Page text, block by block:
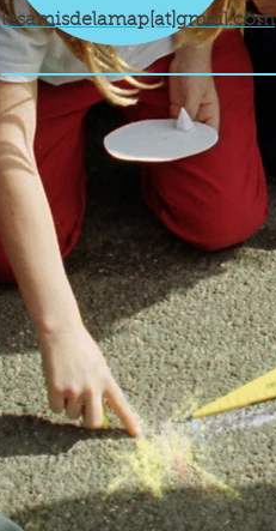
lesamisdelamap[at]gmail.com